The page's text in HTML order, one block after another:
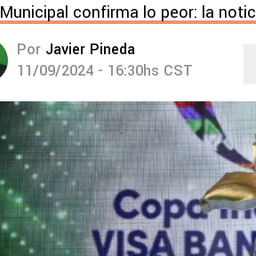
Municipal confirma lo peor: la
Por Javier Pineda
11/09/2024 - 16:30hs CST